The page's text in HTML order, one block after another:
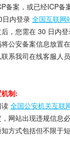
备案，或已经ICP备
日内登录全国互联网
，您需在 30 日内
公安备案信息放置在
系我司在线客服人
制:
全国公安机关互联
网站出现违规信息
方式包括但不限于